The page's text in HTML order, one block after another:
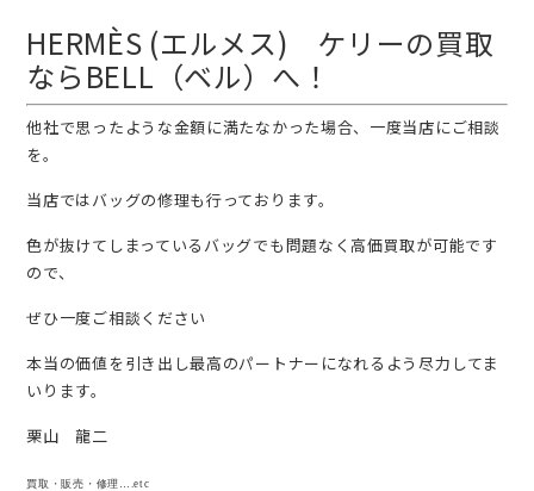
HERMÈS (エルメス) ケリーの買取
ならBELL（ベル）へ！
他社で思ったような金額に満たなかった場合、一度当店にご相談
を。
当店ではバッグの修理も行っております。
色が抜けてしまっているバッグでも問題なく高価買取が可能です
ので、
ぜひ一度ご相談ください
本当の価値を引き出し最高のパートナーになれるよう尽力してま
いります。
栗山 龍二
買取・販売・修理….etc